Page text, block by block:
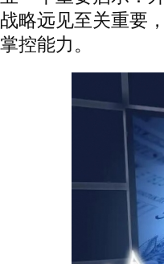
战略远见至关重要
掌控能力。